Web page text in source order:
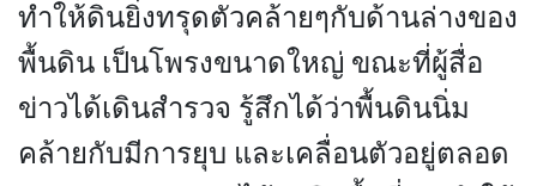
ทำให้ดินยิ่งทรุดตัวคล้ายๆกับด้านล่างของ
พื้นดิน เป็นโพรงขนาดใหญ่ ขณะที่ผู้สื่อ
ข่าวได้เดินสำรวจ รู้สึกได้ว่าพื้นดินนิ่ม
คล้ายกับมีการยุบ และเคลื่อนตัวอยู่ตลอด